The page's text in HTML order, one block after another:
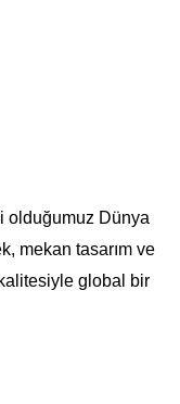
olduğumuz Dünya
mekan tasarım ve
global bir